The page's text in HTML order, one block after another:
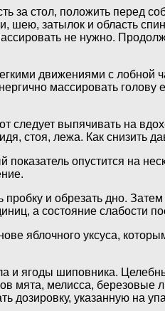
за стол, положить перед
шею, затылок и область
не нужно.
движениями с лобной
массировать
выпячивать на
стоя, лежа. Как снизить
опустится на
и обрезать дно. Затем
а состояние слабости
яблочного уксуса,
и ягоды шиповника.
мята, мелисса,
дозировку, указанную на